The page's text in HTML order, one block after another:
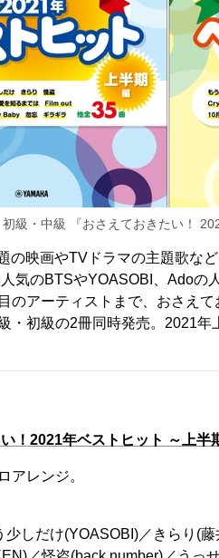
級・中級 『おさえておきたい！
の映画やTVドラマの主題歌な
気のBTSやYOASOBI、Adoの
のアーティストまで、おさえ
・初級の2冊同時発売。2021年
！2021年ベストヒット ～上半
アレンジ。
少しだけ(YOASOBI)／きらり(藤